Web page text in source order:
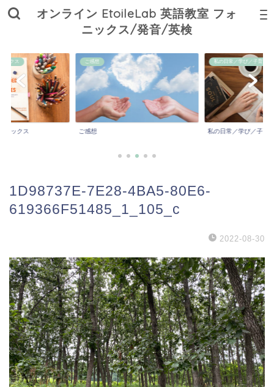
オンライン EtoileLab 英語教室 フォ
ニックス/発音/英検
ックス
ニックス
ご感想
ご感想
私の日常／学び／子育て
私の日常／学び／子育
1D98737E-7E28-4BA5-80E6-
619366F51485_1_105_c
2022-08-30